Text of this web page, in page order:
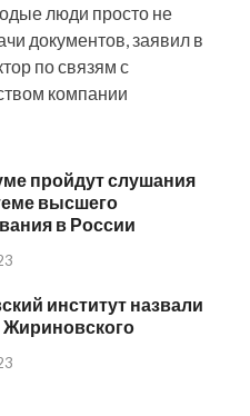
люди просто не
документов, заявил в
по связям с
компании
пройдут слушания
высшего
в России
институт назвали
Жириновского